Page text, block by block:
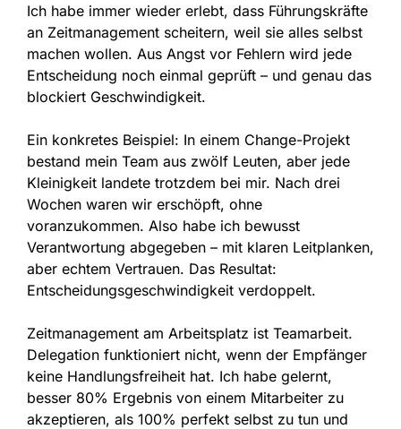
Ich habe immer wieder erlebt, dass Führungskräfte
an Zeitmanagement scheitern, weil sie alles selbst
machen wollen. Aus Angst vor Fehlern wird jede
Entscheidung noch einmal geprüft – und genau das
blockiert Geschwindigkeit.
Ein konkretes Beispiel: In einem Change-Projekt
bestand mein Team aus zwölf Leuten, aber jede
Kleinigkeit landete trotzdem bei mir. Nach drei
Wochen waren wir erschöpft, ohne
voranzukommen. Also habe ich bewusst
Verantwortung abgegeben – mit klaren Leitplanken,
aber echtem Vertrauen. Das Resultat:
Entscheidungsgeschwindigkeit verdoppelt.
Zeitmanagement am Arbeitsplatz ist Teamarbeit.
Delegation funktioniert nicht, wenn der Empfänger
keine Handlungsfreiheit hat. Ich habe gelernt,
besser 80% Ergebnis von einem Mitarbeiter zu
akzeptieren, als 100% perfekt selbst zu tun und